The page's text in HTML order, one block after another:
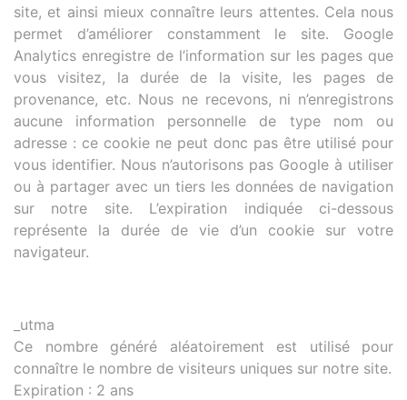
site, et ainsi mieux connaître leurs attentes. Cela nous
permet d’améliorer constamment le site. Google
Analytics enregistre de l’information sur les pages que
vous visitez, la durée de la visite, les pages de
provenance, etc. Nous ne recevons, ni n’enregistrons
aucune information personnelle de type nom ou
adresse : ce cookie ne peut donc pas être utilisé pour
vous identifier. Nous n’autorisons pas Google à utiliser
ou à partager avec un tiers les données de navigation
sur notre site. L’expiration indiquée ci-dessous
représente la durée de vie d’un cookie sur votre
navigateur.
_utma
Ce nombre généré aléatoirement est utilisé pour
connaître le nombre de visiteurs uniques sur notre site.
Expiration : 2 ans